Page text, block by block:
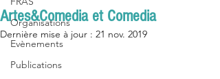
Organisations
Evènements
Publications
Artes&Comedia et Comedia
Dernière mise à jour : 21 nov. 2019